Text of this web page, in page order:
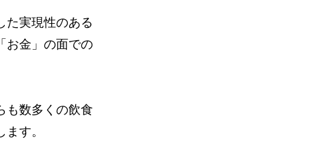
た実現性のある
お金」の面での
も数多くの飲食
す。